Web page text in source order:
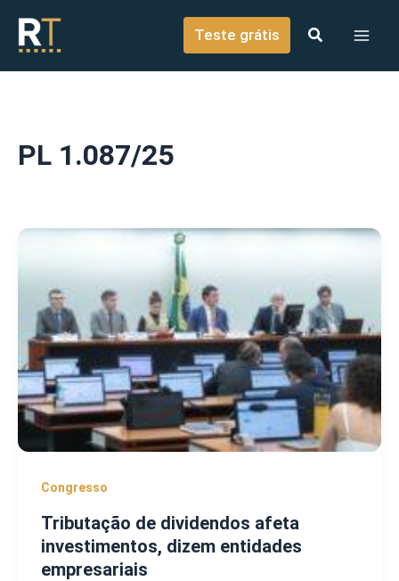
conteúdo
Teste grátis
PL 1.087/25
Congresso
Tributação de dividendos afeta
investimentos, dizem entidades
empresariais